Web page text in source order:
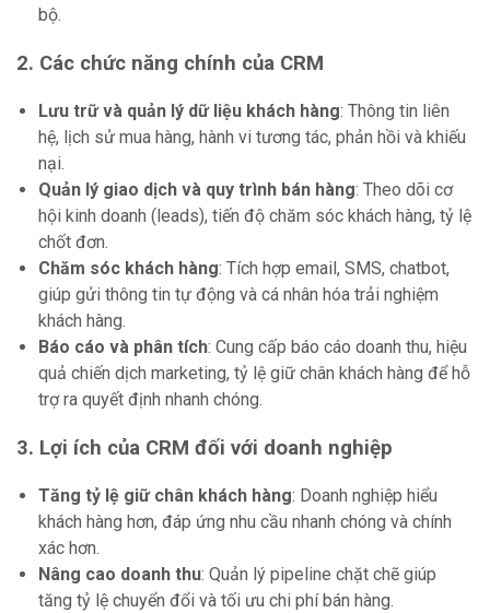
bộ.
2. Các chức năng chính của CRM
Lưu trữ và quản lý dữ liệu khách hàng: Thông tin liên
hệ, lịch sử mua hàng, hành vi tương tác, phản hồi và khiếu
nại.
Quản lý giao dịch và quy trình bán hàng: Theo dõi cơ
hội kinh doanh (leads), tiến độ chăm sóc khách hàng, tỷ lệ
chốt đơn.
Chăm sóc khách hàng: Tích hợp email, SMS, chatbot,
giúp gửi thông tin tự động và cá nhân hóa trải nghiệm
khách hàng.
Báo cáo và phân tích: Cung cấp báo cáo doanh thu, hiệu
quả chiến dịch marketing, tỷ lệ giữ chân khách hàng để hỗ
trợ ra quyết định nhanh chóng.
3. Lợi ích của CRM đối với doanh nghiệp
Tăng tỷ lệ giữ chân khách hàng: Doanh nghiệp hiểu
khách hàng hơn, đáp ứng nhu cầu nhanh chóng và chính
xác hơn.
Nâng cao doanh thu: Quản lý pipeline chặt chẽ giúp
tăng tỷ lệ chuyển đổi và tối ưu chi phí bán hàng.